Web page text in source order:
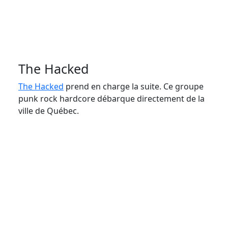
The Hacked
The Hacked prend en charge la suite. Ce groupe
punk rock hardcore débarque directement de la
ville de Québec.